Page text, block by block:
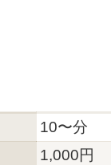
10〜分
1,000円